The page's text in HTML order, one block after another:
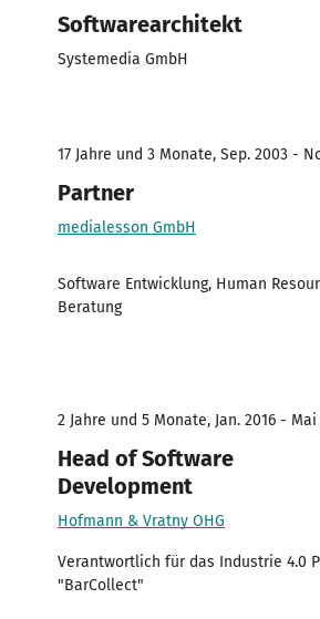
Softwarearchitekt
Systemedia GmbH
17 Jahre und 3 Monate, Sep. 2003 -
Partner
medialesson GmbH
Software Entwicklung, Human
Beratung
2 Jahre und 5 Monate, Jan. 2016 - Mai
Head of Software
Development
Hofmann & Vratny OHG
Verantwortlich für das Industrie 4.0
"BarCollect"